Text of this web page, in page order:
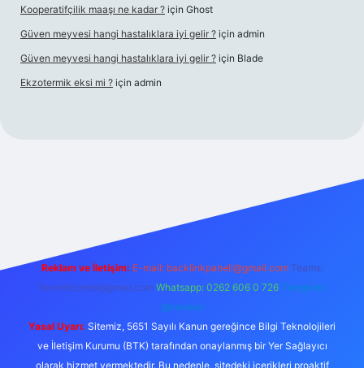
Kooperatifçilik maaşı ne kadar ? için Ghost
Güven meyvesi hangi hastalıklara iyi gelir ? için admin
Güven meyvesi hangi hastalıklara iyi gelir ? için Blade
Ekzotermik eksi mi ? için admin
Reklam ve İletişim: E-mail: backlinkpaneli@gmail.com Teams:
forumhizmeti@gmail.com Whatsapp: 0262 606 0 726 Telegram:
@karabul
Yasal Uyarı: Sitemiz, 5651 Sayılı Kanun gereğince Bilgi Teknolojileri
ve İletişim Kurumu (BTK) tarafından onaylanmış bir Yer Sağlayıcı
olarak hizmet vermektedir. Bu nedenle, sitedeki içerikleri proaktif